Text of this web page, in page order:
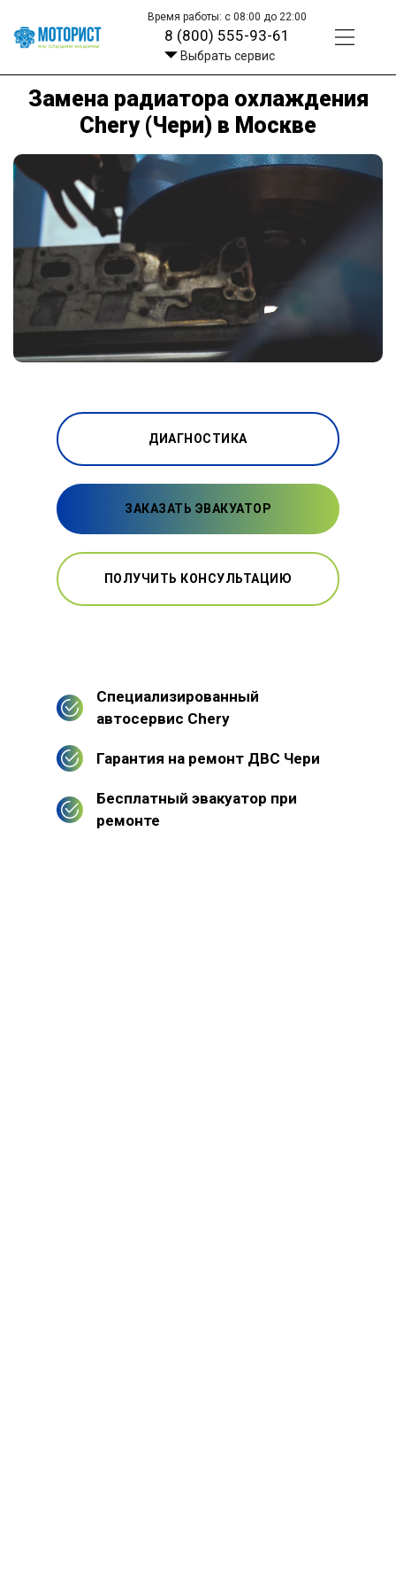
Время работы: с 08:00 до 22:00
8 (800) 555-93-61
Выбрать сервис
Замена радиатора охлаждения
Chery (Чери) в Москве
ДИАГНОСТИКА
ЗАКАЗАТЬ ЭВАКУАТОР
ПОЛУЧИТЬ КОНСУЛЬТАЦИЮ
Специализированный
автосервис Chery
Гарантия на ремонт ДВС Чери
Бесплатный эвакуатор при
ремонте